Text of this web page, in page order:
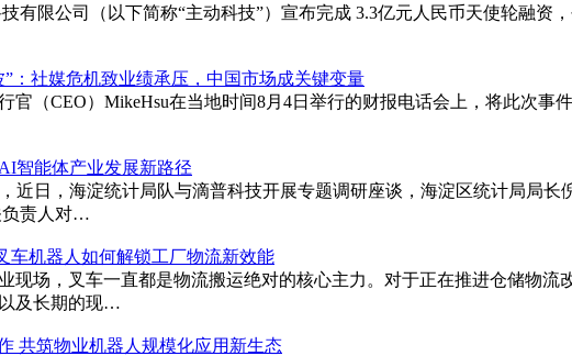
有限公司（以下简称“主动科技”）宣布完成 3.3亿元人民币天使轮融资
：社媒危机致业绩承压，中国市场成关键变量
官（CEO）MikeHsu在当地时间8月4日举行的财报电话会上，将此次
智能体产业发展新路径
近日，海淀统计局队与滴普科技开展专题调研座谈，海淀区统计局局
负责人对…
车机器人如何解锁工厂物流新效能
现场，叉车一直都是物流搬运绝对的核心主力。对于正在推进仓储物
及长期的现…
共筑物业机器人规模化应用新生态